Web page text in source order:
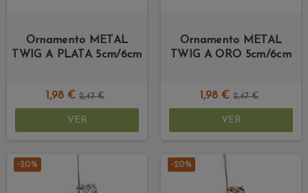
Ornamento METAL
TWIG A PLATA 5cm/6cm
1,98 € 2,47 €
VER
Ornamento METAL
TWIG A ORO 5cm/6cm
1,98 € 2,47 €
VER
-20% -20%